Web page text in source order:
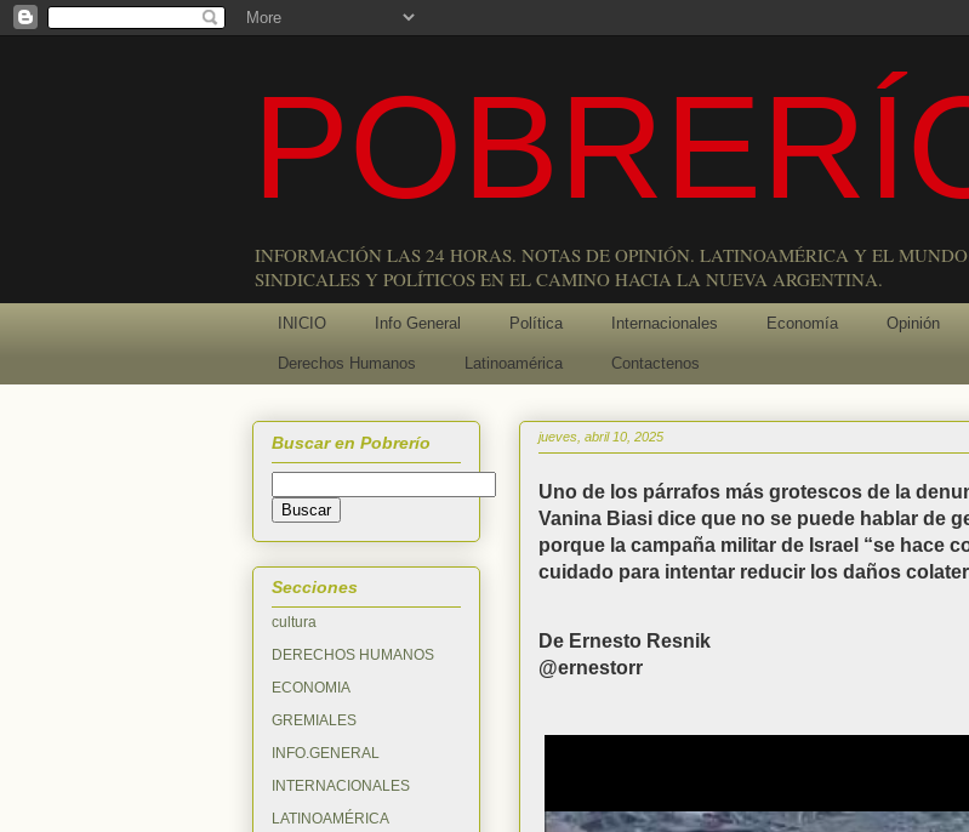
INFORMACIÓN LAS 24 HORAS. NOTAS DE OPINIÓN. LATINOAMÉRICA Y EL
SINDICALES Y POLÍTICOS EN EL CAMINO HACIA LA NUEVA ARGENTINA.
INICIO Info General Política Internacionales Economía Opinión
Derechos Humanos Latinoamérica Contactenos
jueves, abril 10, 2025
Uno de los párrafos más grotescos de la
Vanina Biasi dice que no se puede hablar de
porque la campaña militar de Israel “se hace
cuidado para intentar reducir los daños
De Ernesto Resnik
@ernestorr
Buscar en Pobrerío
Secciones
cultura
DERECHOS HUMANOS
ECONOMIA
GREMIALES
INFO.GENERAL
INTERNACIONALES
LATINOAMÉRICA